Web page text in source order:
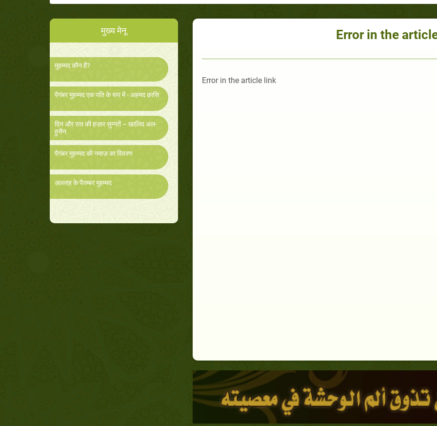
मुख्य मेनू
मुहम्मद कौन हैं?
पैगंबर मुहम्मद एक पति के रूप में - अहमद क़ासि
दिन और रात की हज़ार सुन्नतें – खालिद अल-
हुसैन
पैगंबर मुहम्मद की नमाज़ का विवरण
अल्लाह के पैग़म्बर मुहम्मद
Error in the
Error in the article link